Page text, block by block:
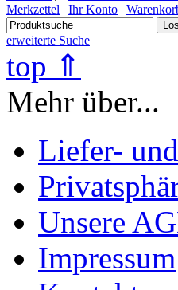
Merkzettel | Ihr Konto |
Los
erweiterte Suche
top ⇑
Mehr über...
Liefer-
Unsere
Impressum